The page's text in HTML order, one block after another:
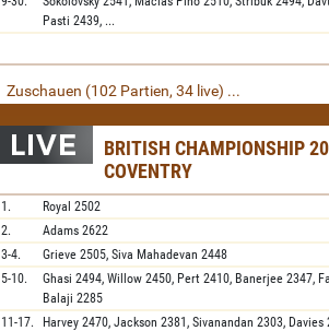
Pasti 2439, ...
Zuschauen (102 Partien, 34 live) ...
BRITISH CHAMPIONSHIP
COVENTRY
1. Royal 2502
2.
Adams 2622
3-4.
Grieve 2505, Siva Mahadevan 2448
5-10.
Ghasi 2494, Willow 2450, Pert 2410, Banerjee 2347,
Balaji 2285
11-17. Harvey 2470, Jackson 2381, Sivanandan 2303, Davies